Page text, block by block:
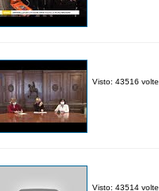
Visto: 43516 volte
Visto: 43514 volte